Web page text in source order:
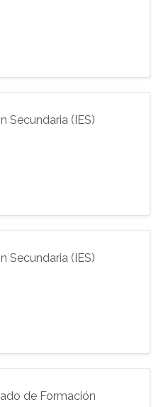
Secundaria (IES)
Secundaria (IES)
de Formación